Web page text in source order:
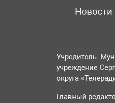
Новости
Учредитель:
учреждение
округа
Главный